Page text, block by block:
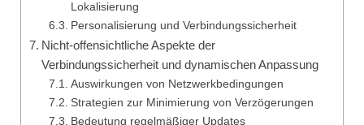
Lokalisierung
Personalisierung und Verbindungssicherheit
Nicht-offensichtliche Aspekte der
Verbindungssicherheit und dynamischen Anpassung
Auswirkungen von Netzwerkbedingungen
Strategien zur Minimierung von Verzögerungen
Bedeutung regelmäßiger Updates